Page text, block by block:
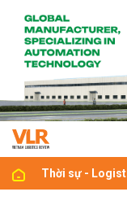
Thời sự -